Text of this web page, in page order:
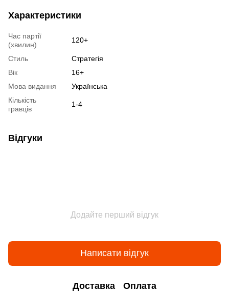
Характеристики
Час партії
(хвилин)
120+
Стиль
Стратегія
Вік
16+
Мова видання
Українська
Кількість
гравців
1-4
Відгуки
Додайте перший відгук
Написати відгук
Доставка Оплата